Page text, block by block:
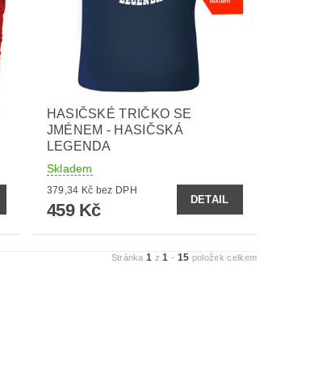
HASIČSKÉ TRIČKO SE
JMÉNEM - HASIČSKÁ
LEGENDA
Skladem
379,34 Kč bez DPH
459 Kč
DETAIL
Stránka1 z1 - 15 položek celkem